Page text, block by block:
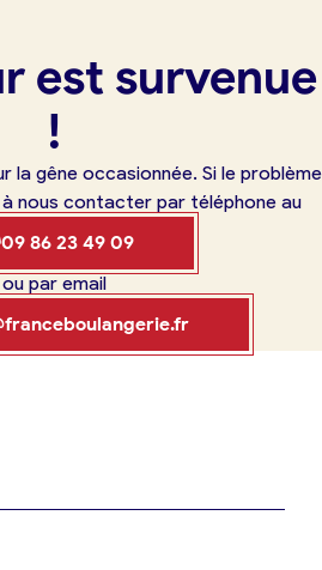
d’emploi
commerce
fournisseur
est survenue
!
la gêne occasionnée. Si le problème
nous contacter par téléphone au
09 86 23 49 09
ou par email